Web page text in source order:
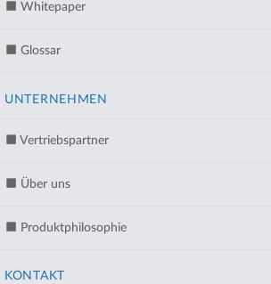
Whitepaper
Glossar
UNTERNEHMEN
Vertriebspartner
Über uns
Produktphilosophie
KONTAKT